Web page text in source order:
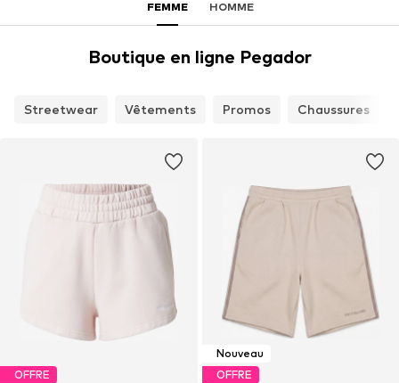
FEMME HOMME
Boutique en ligne Pegador
Streetwear Vêtements Promos Chaussures
OFFRE
Nouveau
OFFRE